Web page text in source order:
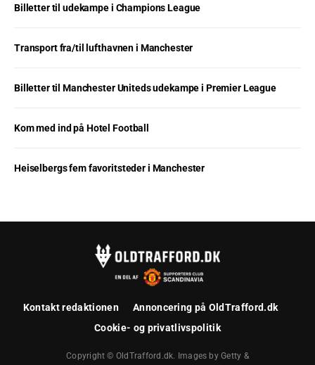
Billetter til udekampe i Champions League
Transport fra/til lufthavnen i Manchester
Billetter til Manchester Uniteds udekampe i Premier League
Kom med ind på Hotel Football
Heiselbergs fem favoritsteder i Manchester
Kontakt redaktionen
Annoncering på OldTrafford.dk
Cookie- og privatlivspolitik
Copyright © OldTrafford.dk. Images by Getty &